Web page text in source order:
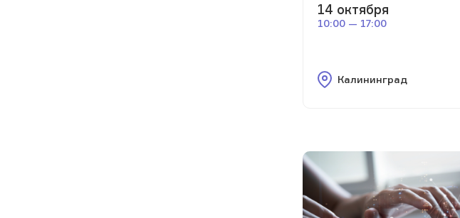
14 октября
10:00 — 17:00
Калининград